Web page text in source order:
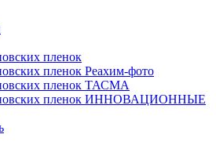
пленок
пленок Реахим-фото
пленок ТАСМА
пленок ИННОВАЦИОННЫЕ